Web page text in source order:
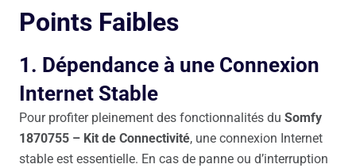
Points Faibles
1. Dépendance à une Connexion
Internet Stable
Pour profiter pleinement des fonctionnalités du Somfy
1870755 – Kit de Connectivité, une connexion Internet
stable est essentielle. En cas de panne ou d’interruption